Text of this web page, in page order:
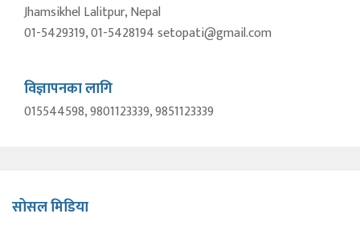
Jhamsikhel Lalitpur, Nepal
01-5429319, 01-5428194 setopati@gmail.com
विज्ञापनका लागि
015544598, 9801123339, 9851123339
सोसल मिडिया